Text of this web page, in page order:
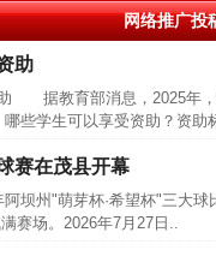
网络推广投
助
据教育部消息，2025年，
些学生可以享受资助？资助
赛在茂县开幕
坝州"萌芽杯·希望杯"三大球
赛场。2026年7月27日..